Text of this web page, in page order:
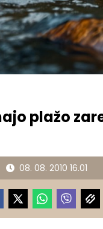
plažo
08. 08. 2010 16.01